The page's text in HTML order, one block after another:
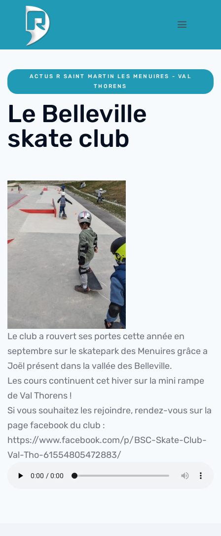
ACTUS R SAINT MARTIN LES MENUIRES - VAL
THORENS
Le Belleville
skate club
Le club a rouvert ses portes cette année en
septembre sur le skatepark des Menuires grâce a
Joël présent dans la vallée des Belleville.
Les cours continuent cet hiver sur la mini rampe
de Val Thorens !
Si vous souhaitez les rejoindre, rendez-vous sur la
page facebook du club :
https://www.facebook.com/p/BSC-Skate-Club-
Val-Tho-61554805472883/